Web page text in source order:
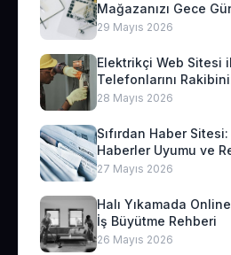
Mağazanızı Gece
29 Mayıs 2026
Elektrikçi Web Sitesi
Telefonlarını
28 Mayıs 2026
Sıfırdan Haber Sitesi:
Haberler Uyumu ve
27 Mayıs 2026
Halı Yıkamada
İş Büyütme Rehberi
26 Mayıs 2026